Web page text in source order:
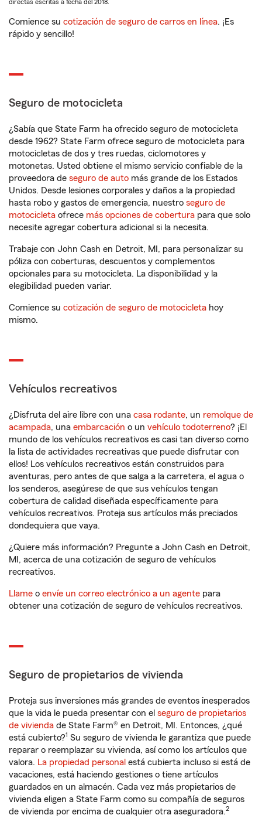
directas escritas a fecha del 2018.
Comience su cotización de seguro de carros en línea. ¡Es
rápido y sencillo!
Seguro de motocicleta
¿Sabía que State Farm ha ofrecido seguro de motocicleta
desde 1962? State Farm ofrece seguro de motocicleta para
motocicletas de dos y tres ruedas, ciclomotores y
motonetas. Usted obtiene el mismo servicio confiable de la
proveedora de seguro de auto más grande de los Estados
Unidos. Desde lesiones corporales y daños a la propiedad
hasta robo y gastos de emergencia, nuestro seguro de
motocicleta ofrece más opciones de cobertura para que solo
necesite agregar cobertura adicional si la necesita.
Trabaje con John Cash en Detroit, MI, para personalizar su
póliza con coberturas, descuentos y complementos
opcionales para su motocicleta. La disponibilidad y la
elegibilidad pueden variar.
Comience su cotización de seguro de motocicleta hoy
mismo.
Vehículos recreativos
¿Disfruta del aire libre con una casa rodante, un remolque de
acampada, una embarcación o un vehículo todoterreno? ¡El
mundo de los vehículos recreativos es casi tan diverso como
la lista de actividades recreativas que puede disfrutar con
ellos! Los vehículos recreativos están construidos para
aventuras, pero antes de que salga a la carretera, el agua o
los senderos, asegúrese de que sus vehículos tengan
cobertura de calidad diseñada específicamente para
vehículos recreativos. Proteja sus artículos más preciados
dondequiera que vaya.
¿Quiere más información? Pregunte a John Cash en Detroit,
MI, acerca de una cotización de seguro de vehículos
recreativos.
Llame o envíe un correo electrónico a un agente para
obtener una cotización de seguro de vehículos recreativos.
Seguro de propietarios de vivienda
Proteja sus inversiones más grandes de eventos inesperados
que la vida le pueda presentar con el seguro de propietarios
de vivienda de State Farm® en Detroit, MI. Entonces, ¿qué
está cubierto?1 Su seguro de vivienda le garantiza que puede
reparar o reemplazar su vivienda, así como los artículos que
valora. La propiedad personal está cubierta incluso si está de
vacaciones, está haciendo gestiones o tiene artículos
guardados en un almacén. Cada vez más propietarios de
vivienda eligen a State Farm como su compañía de seguros
de vivienda por encima de cualquier otra aseguradora.2